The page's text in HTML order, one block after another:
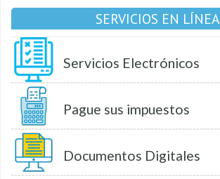
SERVICIOS EN LÍNEA
Servicios Electrónicos
Pague sus impuestos
Documentos Digitales